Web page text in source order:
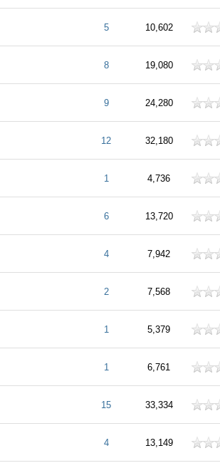
5 10,602
8 19,080
9 24,280
12 32,180
1 4,736
6 13,720
4 7,942
2 7,568
1 5,379
1 6,761
15 33,334
4 13,149